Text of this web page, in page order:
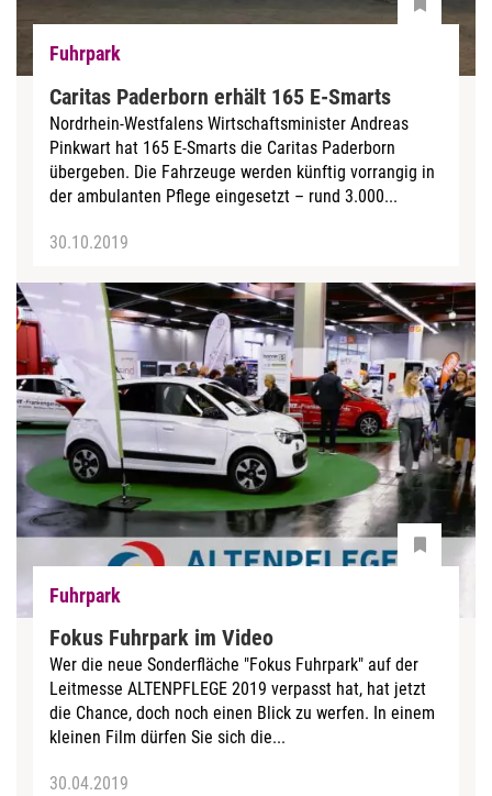
Fuhrpark
Caritas Paderborn erhält 165 E-Smarts
Nordrhein-Westfalens Wirtschaftsminister Andreas
Pinkwart hat 165 E-Smarts die Caritas Paderborn
übergeben. Die Fahrzeuge werden künftig vorrangig in
der ambulanten Pflege eingesetzt – rund 3.000...
30.10.2019
Fuhrpark
Fokus Fuhrpark im Video
Wer die neue Sonderfläche "Fokus Fuhrpark" auf der
Leitmesse ALTENPFLEGE 2019 verpasst hat, hat jetzt
die Chance, doch noch einen Blick zu werfen. In einem
kleinen Film dürfen Sie sich die...
30.04.2019